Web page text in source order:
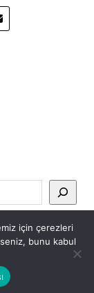
için çerezleri
bunu kabul